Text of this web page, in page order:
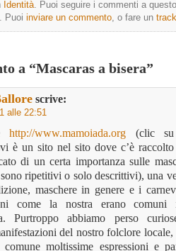
Identità . Puoi seguire i commenti a
. Puoi inviare un commento , o fare un
a “Mascaras a bisera”
scrive:
alle 22:51
http://www.mamoiada.org (clic su
è un sito nel sito dove c’è
di un certa importanza sulle
ripetitivi o solo descrittivi), una
maschere in genere e i
come la nostra erano comuni
Purtroppo abbiamo perso
del nostro folclore
comune moltissime espressioni e